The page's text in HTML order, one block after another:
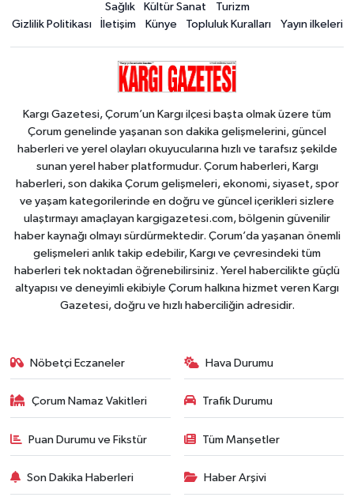
Sağlık
Kültür Sanat
Turizm
Gizlilik Politikası
İletişim Künye Topluluk Kuralları Yayın ilkeleri
Kargı Gazetesi, Çorum’un Kargı ilçesi başta olmak üzere tüm
Çorum genelinde yaşanan son dakika gelişmelerini, güncel
haberleri ve yerel olayları okuyucularına hızlı ve tarafsız şekilde
sunan yerel haber platformudur. Çorum haberleri, Kargı
haberleri, son dakika Çorum gelişmeleri, ekonomi, siyaset, spor
ve yaşam kategorilerinde en doğru ve güncel içerikleri sizlere
ulaştırmayı amaçlayan kargigazetesi.com, bölgenin güvenilir
haber kaynağı olmayı sürdürmektedir. Çorum’da yaşanan önemli
gelişmeleri anlık takip edebilir, Kargı ve çevresindeki tüm
haberleri tek noktadan öğrenebilirsiniz. Yerel habercilikte güçlü
altyapısı ve deneyimli ekibiyle Çorum halkına hizmet veren Kargı
Gazetesi, doğru ve hızlı haberciliğin adresidir.
Nöbetçi Eczaneler Hava Durumu
Çorum Namaz Vakitleri Trafik Durumu
Puan Durumu ve Fikstür Tüm Manşetler
Son Dakika Haberleri Haber Arşivi